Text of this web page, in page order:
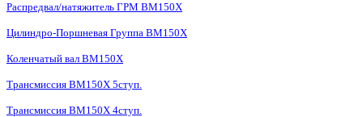
Распредвал/натяжитель ГРМ BM150X
Цилиндро-Поршневая Группа BM150X
Коленчатый вал BM150X
Трансмиссия BM150X 5ступ.
Трансмиссия BM150X 4ступ.